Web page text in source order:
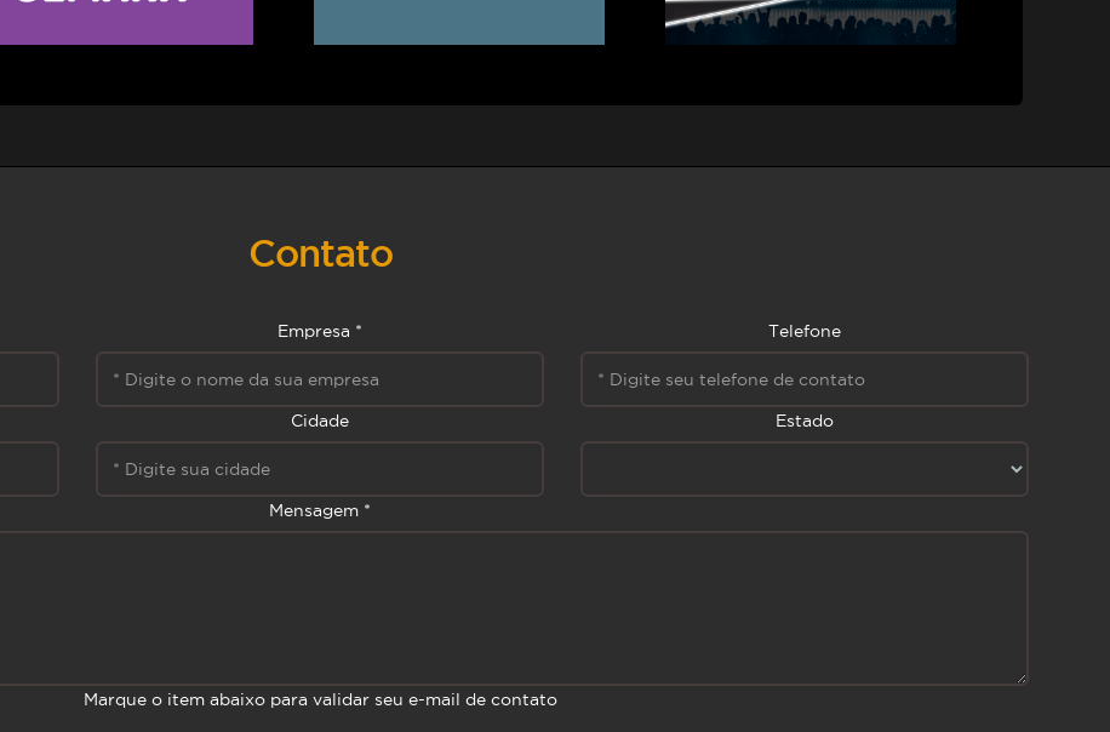
Contato
Empresa * Telefone
Cidade Estado
Mensagem *
Marque o item abaixo para validar seu e-mail de contato